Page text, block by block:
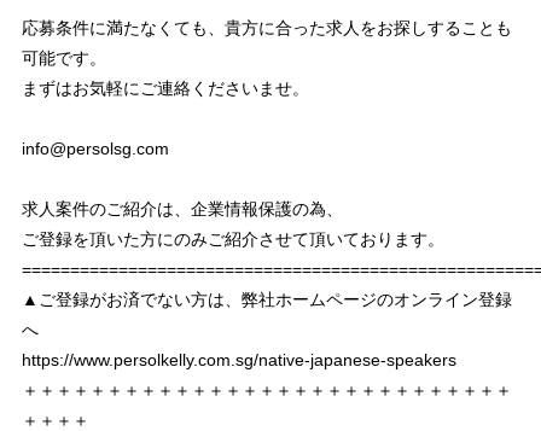
応募条件に満たなくても、貴方に合った求人をお探しすることも
可能です。
まずはお気軽にご連絡くださいませ。
info@persolsg.com
求人案件のご紹介は、企業情報保護の為、
ご登録を頂いた方にのみご紹介させて頂いております。
▲ご登録がお済でない方は、弊社ホームページのオンライン登録
へ
https://www.persolkelly.com.sg/native-japanese-speakers
＋＋＋＋＋＋＋＋＋＋＋＋＋＋＋＋＋＋＋＋＋＋＋＋＋＋＋＋＋
＋＋＋＋